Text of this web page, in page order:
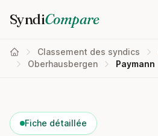
SyndiCompare
Classement des syndics
Oberhausbergen
Paymann
Fiche détaillée